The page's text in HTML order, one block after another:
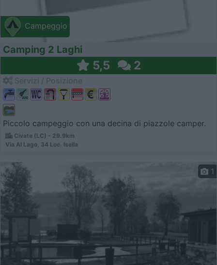
Campeggio
Camping 2 Laghi
5,5 2
Piccolo campeggio con una decina di piazzole camper.
Civate (LC) - 29.9km
Via Al Lago, 34 Loc. Isella
1